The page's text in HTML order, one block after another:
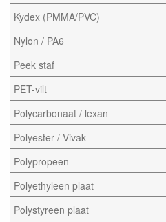
Kydex (PMMA/PVC)
Nylon / PA6
Peek staf
PET-vilt
Polycarbonaat / lexan
Polyester / Vivak
Polypropeen
Polyethyleen plaat
Polystyreen plaat